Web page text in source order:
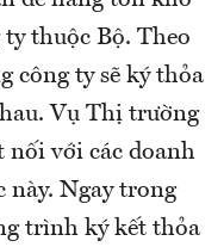
thuộc Bộ. Theo
công ty sẽ ký thỏa
Vụ Thị trường
nối với các doanh
này. Ngay trong
trình ký kết thỏa